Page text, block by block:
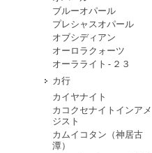
ブルーオパール
プレシャスオパール
オブシディアン
オーロラクォーツ
オーラライト-２３
カ行
カイヤナイト
カコクセナイトインアメ
ジスト
カムイコタン（神居古
潭）